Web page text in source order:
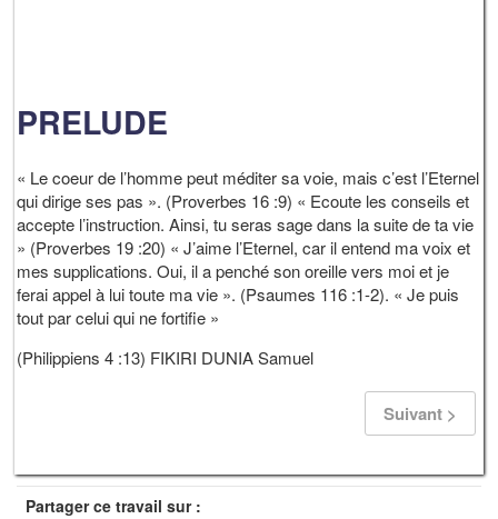
PRELUDE
« Le coeur de l’homme peut méditer sa voie, mais c’est l’Eternel
qui dirige ses pas ». (Proverbes 16 :9) « Ecoute les conseils et
accepte l’instruction. Ainsi, tu seras sage dans la suite de ta vie
» (Proverbes 19 :20) « J’aime l’Eternel, car il entend ma voix et
mes supplications. Oui, il a penché son oreille vers moi et je
ferai appel à lui toute ma vie ». (Psaumes 116 :1-2). « Je puis
tout par celui qui ne fortifie »
(Philippiens 4 :13) FIKIRI DUNIA Samuel
Suivant >
Partager ce travail sur :